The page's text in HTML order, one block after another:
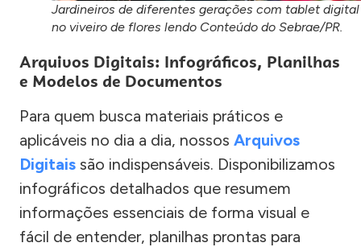
Jardineiros de diferentes gerações com tablet digital
no viveiro de flores lendo Conteúdo do Sebrae/PR.
Arquivos Digitais: Infográficos, Planilhas
e Modelos de Documentos
Para quem busca materiais práticos e
aplicáveis no dia a dia, nossos Arquivos
Digitais são indispensáveis. Disponibilizamos
infográficos detalhados que resumem
informações essenciais de forma visual e
fácil de entender, planilhas prontas para